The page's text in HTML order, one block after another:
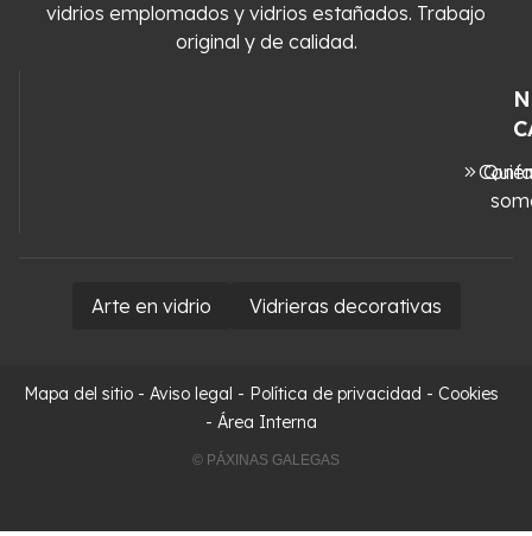
vidrios emplomados y vidrios estañados. Trabajo
original y de calidad.
Arte en vidrio Vidrieras decorativas
Mapa del sitio - Aviso legal - Política de privacidad - Cookies
- Área Interna
© PÁXINAS GALEGAS